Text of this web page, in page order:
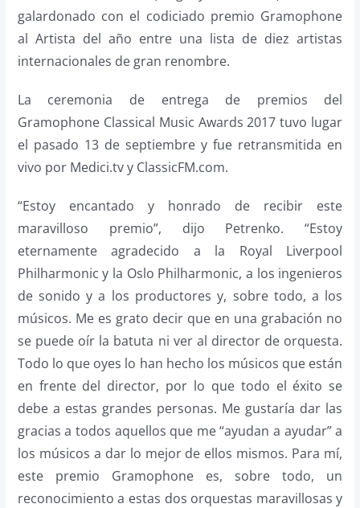
galardonado con el codiciado premio Gramophone
al Artista del año entre una lista de diez artistas
internacionales de gran renombre.
La ceremonia de entrega de premios del
Gramophone Classical Music Awards 2017 tuvo lugar
el pasado 13 de septiembre y fue retransmitida en
vivo por Medici.tv y ClassicFM.com.
“Estoy encantado y honrado de recibir este
maravilloso premio”, dijo Petrenko. “Estoy
eternamente agradecido a la Royal Liverpool
Philharmonic y la Oslo Philharmonic, a los ingenieros
de sonido y a los productores y, sobre todo, a los
músicos. Me es grato decir que en una grabación no
se puede oír la batuta ni ver al director de orquesta.
Todo lo que oyes lo han hecho los músicos que están
en frente del director, por lo que todo el éxito se
debe a estas grandes personas. Me gustaría dar las
gracias a todos aquellos que me “ayudan a ayudar” a
los músicos a dar lo mejor de ellos mismos. Para mí,
este premio Gramophone es, sobre todo, un
reconocimiento a estas dos orquestas maravillosas y